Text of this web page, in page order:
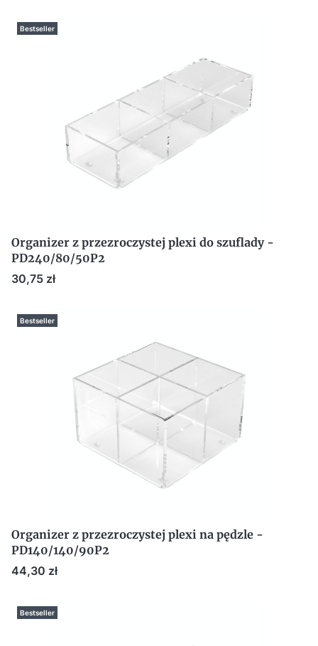
Bestseller
Organizer z przezroczystej plexi do szuflady -
PD240/80/50P2
Cena
30,75 zł
Bestseller
Organizer z przezroczystej plexi na pędzle -
PD140/140/90P2
Cena
44,30 zł
Bestseller